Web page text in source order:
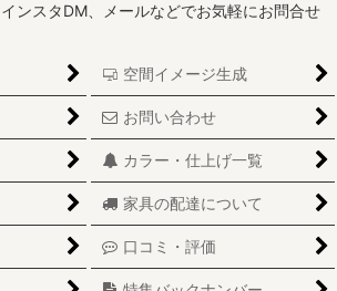
ンスタDM、メールなどでお気軽にお問合せ
空間イメージ生成
お問い合わせ
カラー・仕上げ一覧
家具の配達について
口コミ・評価